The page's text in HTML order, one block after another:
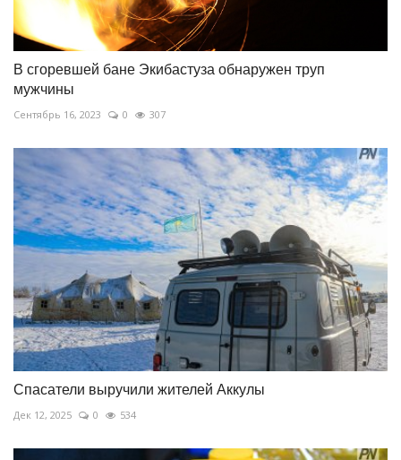
В сгоревшей бане Экибастуза обнаружен труп
мужчины
Сентябрь 16, 2023 0 307
Спасатели выручили жителей Аккулы
Дек 12, 2025 0 534